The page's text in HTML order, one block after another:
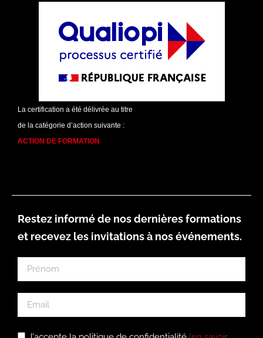
La certification a été délivrée au titre
de la catégorie d’action suivante :
ACTION DE FORMATION
Restez informé de nos dernières formations
et recevez les invitations à nos événements.